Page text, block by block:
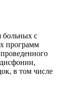
больных с
программ
в том числе